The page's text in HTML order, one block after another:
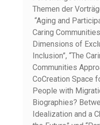
Themen der
“Aging and
Caring
Dimensions of
Inclusion”, “The
Communities
CoCreation Space
People with
Biographies?
Idealization and a